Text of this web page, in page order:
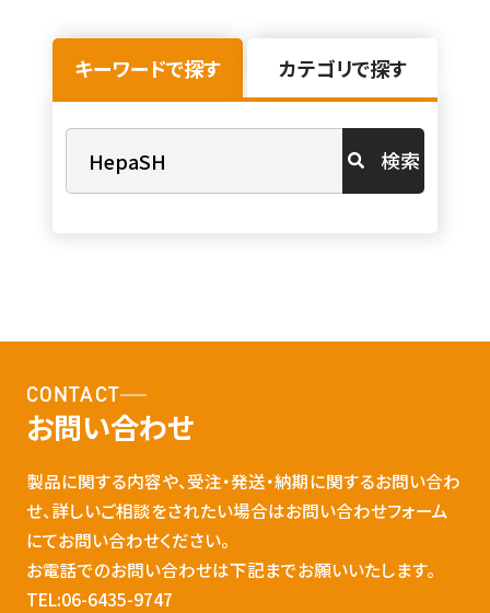
キーワードで探す カテゴリで探す
検索
CONTACT
お問い合わせ
製品に関する内容や、受注・発送・納期に関するお問い合わ
せ、詳しいご相談をされたい場合はお問い合わせフォーム
にてお問い合わせください。
お電話でのお問い合わせは下記までお願いいたします。
TEL:06-6435-9747